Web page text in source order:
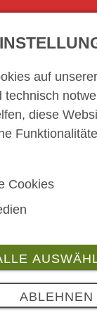
NEWS
auf
technisch
diese
Cookies
ABLEHNEN